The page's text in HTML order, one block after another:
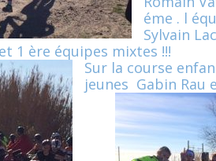
éme . l
Sylvain
1 ère équipes mixtes !!!
Sur la course
jeunes Gabin Rau